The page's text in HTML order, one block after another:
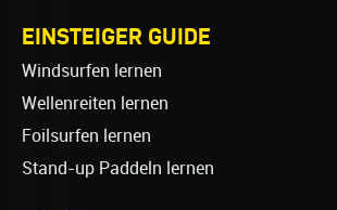
EINSTEIGER GUIDE
Windsurfen lernen
Wellenreiten lernen
Foilsurfen lernen
Stand-up Paddeln lernen